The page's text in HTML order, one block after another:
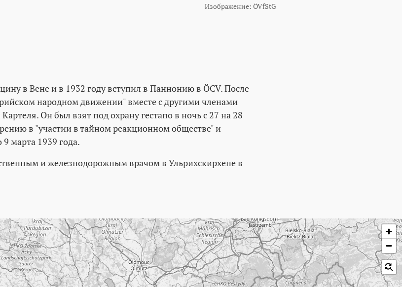
Изображение: ÖVfStG
в Вене и в 1932 году вступил в Паннонию в ÖCV. После
народном движении" вместе с другими членами
Он был взят под охрану гестапо в ночь с 27 на 28
в "участии в тайном реакционном обществе" и
марта 1939 года.
и железнодорожным врачом в Ульрихскирхене в